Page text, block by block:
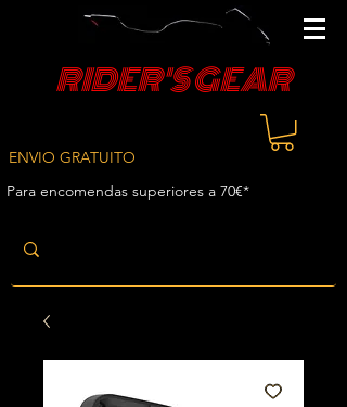
RIDER'S GEAR
ENVIO GRATUITO
Para encomendas superiores a 70€*